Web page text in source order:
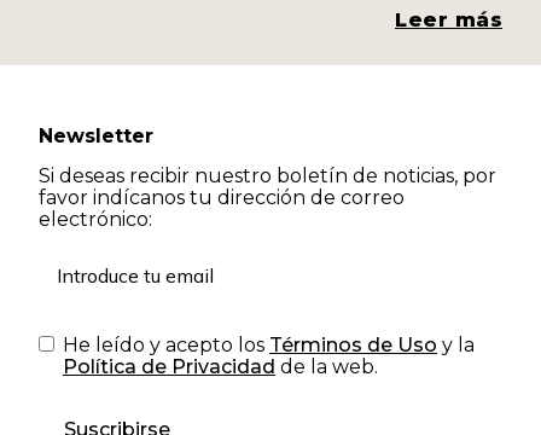
fundamental para romper estigmas y generar una mirada
Leer más
Newsletter
Si deseas recibir nuestro boletín de noticias, por
favor indícanos tu dirección de correo
electrónico:
He leído y acepto los Términos de Uso y la
Política de Privacidad de la web.
Suscribirse